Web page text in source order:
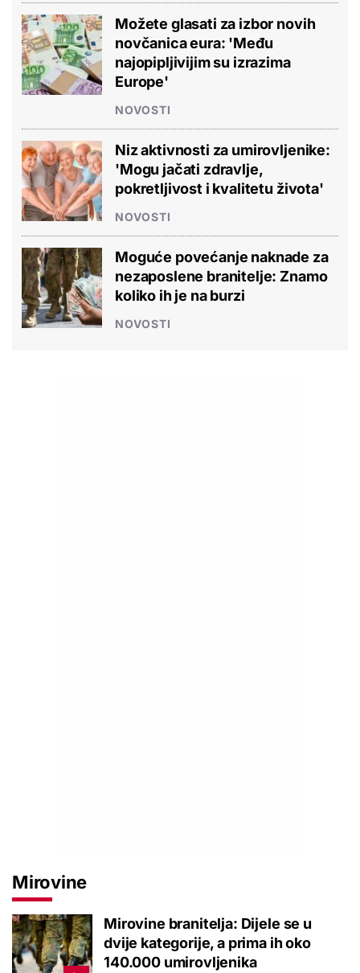
Možete glasati za izbor novih
novčanica eura: 'Među
najopipljivijim su izrazima
Europe'
NOVOSTI
Niz aktivnosti za umirovljenike:
'Mogu jačati zdravlje,
pokretljivost i kvalitetu života'
NOVOSTI
Moguće povećanje naknade za
nezaposlene branitelje: Znamo
koliko ih je na burzi
NOVOSTI
Mirovine
Mirovine branitelja: Dijele se u
dvije kategorije, a prima ih oko
140.000 umirovljenika